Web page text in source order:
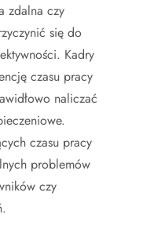
zdalna czy
się do
Kadry
czasu pracy
naliczać
czasu pracy
problemów
czy